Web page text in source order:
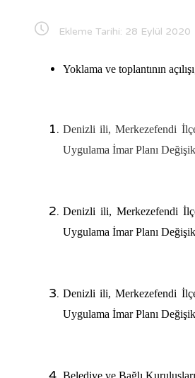
Ekleme Tarihi: 28 Eylül 2020
Yoklama ve toplantının
Denizli ili, Merkezefendi
Uygulama İmar Planı
Denizli ili, Merkezefendi
Uygulama İmar Planı
Denizli ili, Merkezefendi
Uygulama İmar Planı
Belediye ve Bağlı